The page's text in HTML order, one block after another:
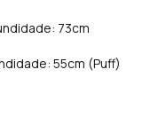
73cm
55cm (Puff)